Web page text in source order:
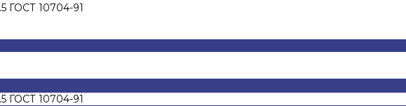
ГОСТ 10704-91
ГОСТ 10704-91